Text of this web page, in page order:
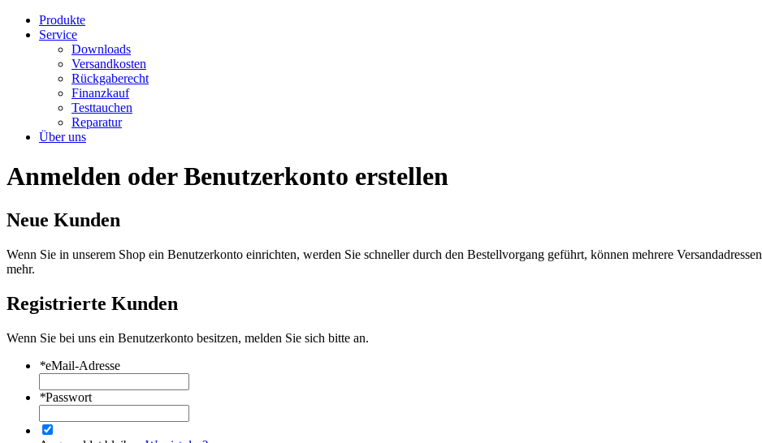
Produkte
Service
Downloads
Versandkosten
Rückgaberecht
Finanzkauf
Testtauchen
Reparatur
Über uns
Anmelden oder Benutzerkonto erstellen
Neue Kunden
Wenn Sie in unserem Shop ein Benutzerkonto einrichten, werden Sie schneller durch den Bestellvorgang geführt, können mehrere
mehr.
Registrierte Kunden
Wenn Sie bei uns ein Benutzerkonto besitzen, melden Sie sich bitte an.
*eMail-Adresse
*Passwort